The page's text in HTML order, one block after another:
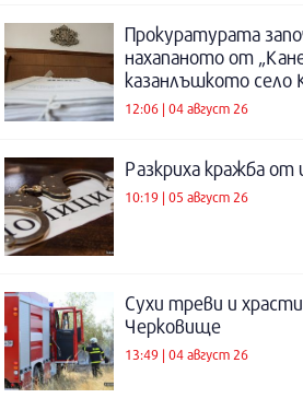
Прокуратурата
нахапаното от
казанлъшкото село
12:06 | 04 август 26
Разкриха кражба
10:19 | 05 август 26
Сухи треви и храсти
Черковище
13:49 | 04 август 26